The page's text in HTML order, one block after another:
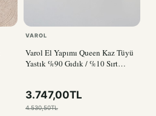
VAROL
Varol El Yapımı Queen Kaz Tüyü
Yastık %90 Gıdık / %10 Sırt
3.747,00TL
4.530,50TL